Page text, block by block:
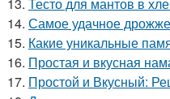
14. Самое удачное
15. Какие уникальные
16. Простая и вкусная
17. Простой и Вкусный: